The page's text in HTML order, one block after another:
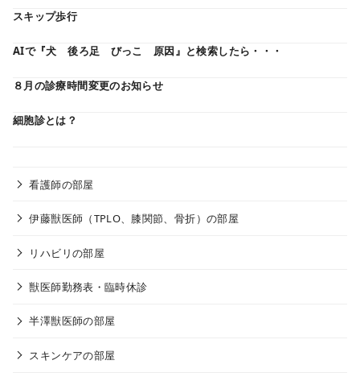
スキップ歩行
AIで『犬 後ろ足 びっこ 原因』と検索したら・・・
８月の診療時間変更のお知らせ
細胞診とは？
看護師の部屋
伊藤獣医師（TPLO、膝関節、骨折）の部屋
リハビリの部屋
獣医師勤務表・臨時休診
半澤獣医師の部屋
スキンケアの部屋